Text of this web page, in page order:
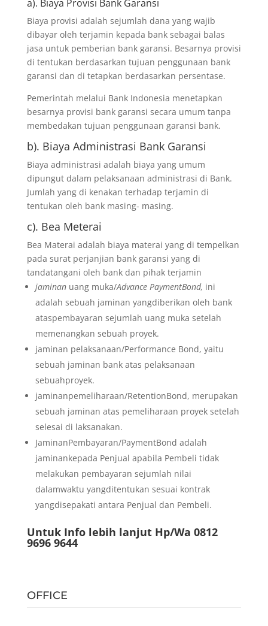
a). Biaya Provisi Bank Garansi
Biaya provisi adalah sejumlah dana yang wajib
dibayar oleh terjamin kepada bank sebagai balas
jasa untuk pemberian bank garansi. Besarnya provisi
di tentukan berdasarkan tujuan penggunaan bank
garansi dan di tetapkan berdasarkan persentase.
Pemerintah melalui Bank Indonesia menetapkan
besarnya provisi bank garansi secara umum tanpa
membedakan tujuan penggunaan garansi bank.
b). Biaya Administrasi Bank Garansi
Biaya administrasi adalah biaya yang umum
dipungut dalam pelaksanaan administrasi di Bank.
Jumlah yang di kenakan terhadap terjamin di
tentukan oleh bank masing- masing.
c). Bea Meterai
Bea Materai adalah biaya materai yang di tempelkan
pada surat perjanjian bank garansi yang di
tandatangani oleh bank dan pihak terjamin
jaminan uang muka/Advance PaymentBond, ini
adalah sebuah jaminan yangdiberikan oleh bank
ataspembayaran sejumlah uang muka setelah
memenangkan sebuah proyek.
jaminan pelaksanaan/Performance Bond, yaitu
sebuah jaminan bank atas pelaksanaan
sebuahproyek.
jaminanpemeliharaan/RetentionBond, merupakan
sebuah jaminan atas pemeliharaan proyek setelah
selesai di laksanakan.
JaminanPembayaran/PaymentBond adalah
jaminankepada Penjual apabila Pembeli tidak
melakukan pembayaran sejumlah nilai
dalamwaktu yangditentukan sesuai kontrak
yangdisepakati antara Penjual dan Pembeli.
Untuk Info lebih lanjut Hp/Wa 0812
9696 9644
OFFICE